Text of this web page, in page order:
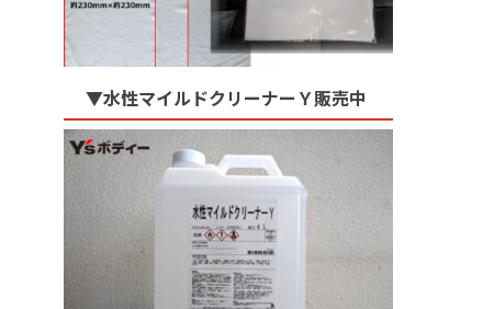
▼水性マイルドクリーナーＹ販売中